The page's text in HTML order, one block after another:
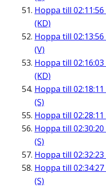
Hoppa till 02:11:56
(KD)
Hoppa till 02:13:56
(V)
Hoppa till 02:16:03
(KD)
Hoppa till 02:18:11
(S)
Hoppa till 02:28:11
Hoppa till 02:30:20
(S)
Hoppa till 02:32:23
Hoppa till 02:34:27
(S)